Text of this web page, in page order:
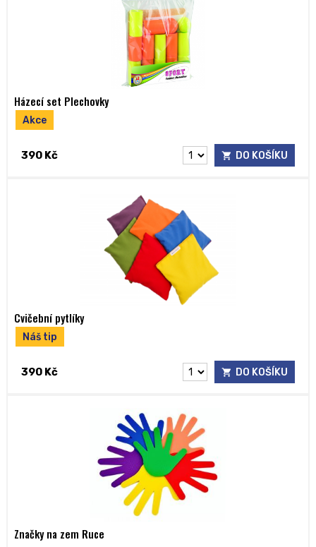
Akce
Házecí set Plechovky
390 Kč DO KOŠÍKU
Náš tip
Cvičební pytlíky
390 Kč DO KOŠÍKU
Značky na zem Ruce